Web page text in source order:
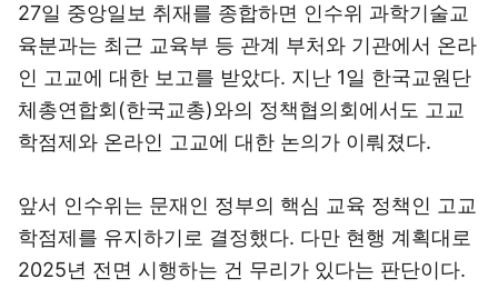
27일 중앙일보 취재를 종합하면 인수위 과학기술교
육분과는 최근 교육부 등 관계 부처와 기관에서 온라
인 고교에 대한 보고를 받았다. 지난 1일 한국교원단
체총연합회(한국교총)와의 정책협의회에서도 고교
학점제와 온라인 고교에 대한 논의가 이뤄졌다.
앞서 인수위는 문재인 정부의 핵심 교육 정책인 고교
학점제를 유지하기로 결정했다. 다만 현행 계획대로
2025년 전면 시행하는 건 무리가 있다는 판단이다.